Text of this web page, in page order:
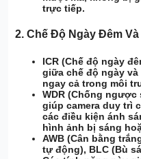
trực tiếp.
2.Chế Độ Ngày Đêm
ICR (Chế độ ngày
giữa chế độ ngày
ngay cả trong môi
WDR (Chống ngược
giúp camera duy trì
các điều kiện ánh
hình ảnh bị sáng
AWB (Cân bằng
tự động), BLC (Bù